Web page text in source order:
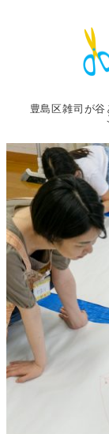
ン
ツ
へ
移
動
豊島区雑司が